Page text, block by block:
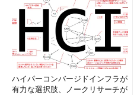
ハイパーコンバージドインフラが
有力な選択肢、ノークリサーチが